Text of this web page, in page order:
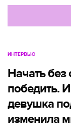
ИНТЕРВЬЮ
Начать без
победить.
девушка
изменила